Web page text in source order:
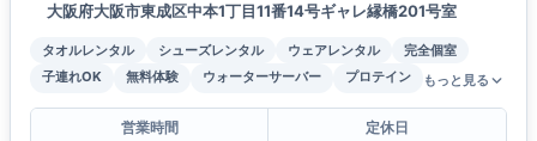
大阪府大阪市東成区中本1丁目11番14号ギャレ縁橋201号室
タオルレンタル シューズレンタル ウェアレンタル
完全個室
子連れOK
無料体験 ウォーターサーバー プロテイン もっと見る
営業時間
定休日